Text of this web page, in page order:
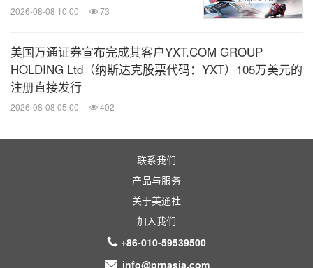
2026-08-08 10:00 73
美国万通证券宣布完成其客户YXT.COM GROUP
HOLDING Ltd（纳斯达克股票代码：YXT）105万美元的
注册直接发行
2026-08-08 05:00 402
联系我们
产品与服务
关于美通社
加入我们
+86-010-59539500
info@prnasia.com